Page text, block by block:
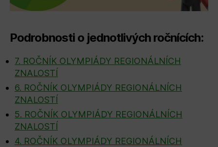
Podrobnosti o jednotlivých ročnících:
7. ROČNÍK OLYMPIÁDY REGIONÁLNÍCH
ZNALOSTÍ
6. ROČNÍK OLYMPIÁDY REGIONÁLNÍCH
ZNALOSTÍ
5. ROČNÍK OLYMPIÁDY REGIONÁLNÍCH
ZNALOSTÍ
4. ROČNÍK OLYMPIÁDY REGIONÁLNÍCH